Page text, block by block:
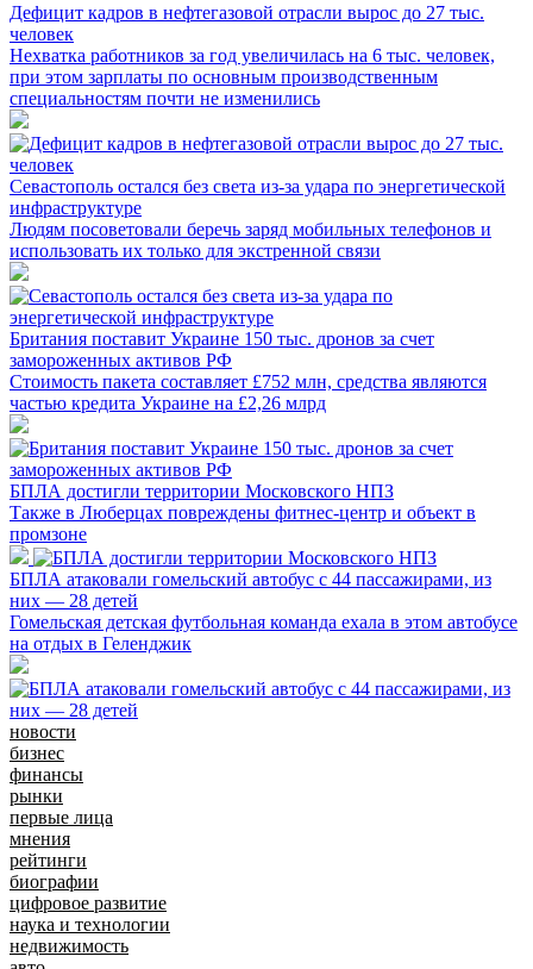
Дефицит кадров в нефтегазовой отрасли вырос до 27 тыс.
человек
Нехватка работников за год увеличилась на 6 тыс. человек,
при этом зарплаты по основным производственным
специальностям почти не изменились
Севастополь остался без света из-за удара по энергетической
инфраструктуре
Людям посоветовали беречь заряд мобильных телефонов и
использовать их только для экстренной связи
Британия поставит Украине 150 тыс. дронов за счет
замороженных активов РФ
Стоимость пакета составляет £752 млн, средства являются
частью кредита Украине на £2,26 млрд
БПЛА достигли территории Московского НПЗ
Также в Люберцах повреждены фитнес-центр и объект в
промзоне
БПЛА атаковали гомельский автобус с 44 пассажирами, из
них — 28 детей
Гомельская детская футбольная команда ехала в этом автобусе
на отдых в Геленджик
новости
бизнес
финансы
рынки
первые лица
мнения
рейтинги
биографии
цифровое развитие
наука и технологии
недвижимость